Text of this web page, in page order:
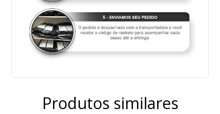
Produtos similares